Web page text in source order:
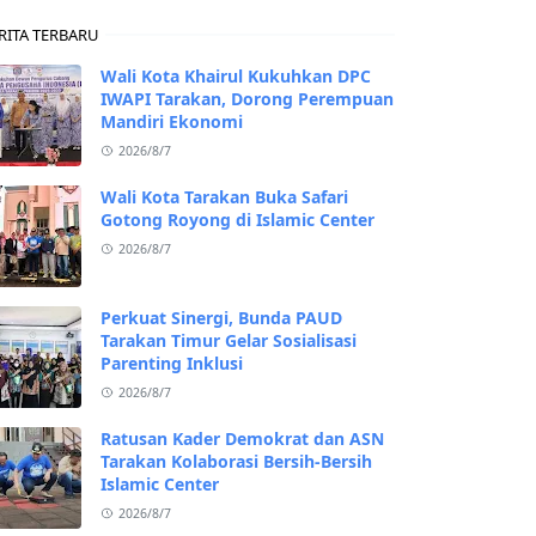
TERBARU
Wali Kota Khairul Kukuhkan DPC
IWAPI Tarakan, Dorong Perempuan
Mandiri Ekonomi
2026/8/7
Wali Kota Tarakan Buka Safari
Gotong Royong di Islamic Center
2026/8/7
Perkuat Sinergi, Bunda PAUD
Tarakan Timur Gelar Sosialisasi
Parenting Inklusi
2026/8/7
Ratusan Kader Demokrat dan ASN
Tarakan Kolaborasi Bersih-Bersih
Islamic Center
2026/8/7